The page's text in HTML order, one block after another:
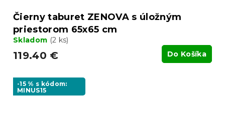
Čierny taburet ZENOVA s úložným
priestorom 65x65 cm
Skladom (2 ks)
119.40 € Do Košíka
-15 % s kódom:
MINUS15